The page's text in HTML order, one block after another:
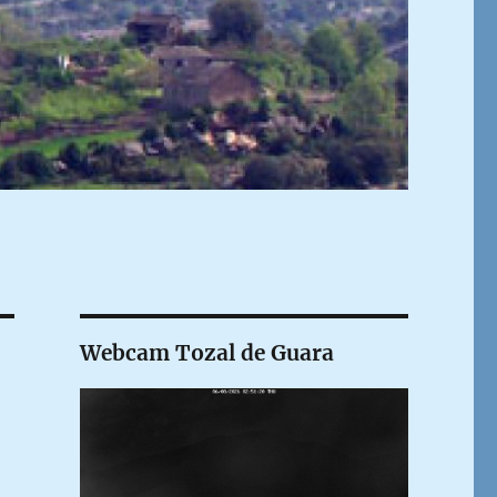
Webcam Tozal de Guara